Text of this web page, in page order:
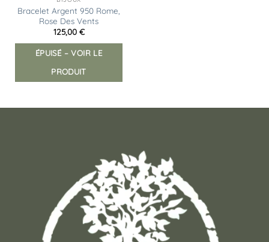
Bracelet Argent 950 Rome,
Rose Des Vents
125,00 €
ÉPUISÉ – VOIR LE
PRODUIT